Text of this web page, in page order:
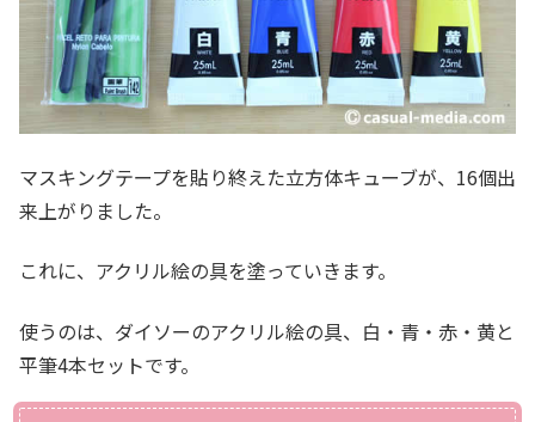
マスキングテープを貼り終えた立方体キューブが、16個出
来上がりました。
これに、アクリル絵の具を塗っていきます。
使うのは、ダイソーのアクリル絵の具、白・青・赤・黄と
平筆4本セットです。